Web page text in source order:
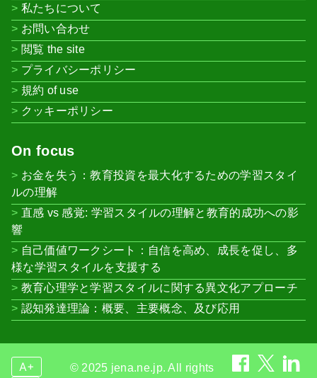
私たちについて
お問い合わせ
閲覧 the site
プライバシーポリシー
規約 of use
クッキーポリシー
On focus
お金を失う：教育投資を最大化するための学習スタイ
ルの理解
直感 vs 感覚: 学習スタイルの理解と教育的成功への影
響
自己価値ワークシート：自信を高め、成長を促し、多
様な学習スタイルを支援する
教育心理学と学習スタイルに関する異文化アプローチ
認知発達理論：概要、主要概念、及び応用
A+ © 2025 jena.ne.jp. All rights